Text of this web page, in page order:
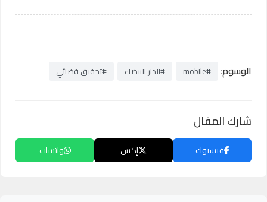
الوسوم: #mobile #الدار البيضاء #تحقيق قضائي
شارك المقال
فيسبوك إكس واتساب